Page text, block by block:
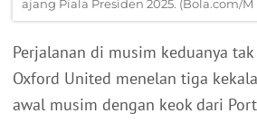
ajang Piala Presiden 2025. (Bola.com/
Perjalanan di musim keduanya
Oxford United menelan tiga
awal musim dengan keok dari